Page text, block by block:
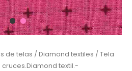
de telas / Diamond textiles / Tela
textil.-